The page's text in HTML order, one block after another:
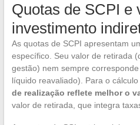
Quotas de SCPI e
investimento
As quotas de SCPI apresentam
específico. Seu valor de retirada
gestão) nem sempre
líquido reavaliado). Para o
de realização reflete melhor o
valor de retirada, que integra